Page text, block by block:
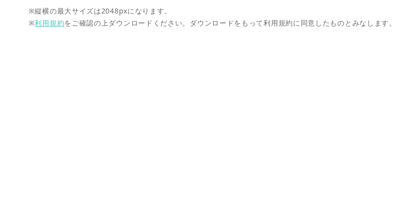
※縦横の最大サイズは2048pxになります。
※利用規約をご確認の上ダウンロードください。ダウンロードをもって利用規約に同意したものとみなします。